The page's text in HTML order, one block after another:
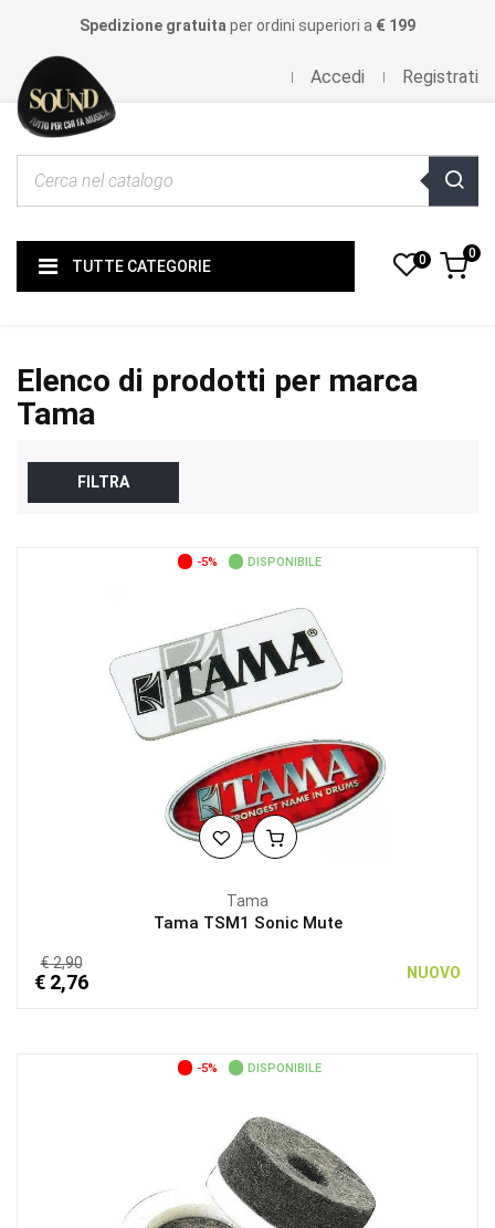
Spedizione gratuita per ordini superiori a € 199
Accedi Registrati
TUTTE CATEGORIE 0 0
Elenco di prodotti per marca
Tama
FILTRA
-5% DISPONIBILE
Tama
Tama TSM1 Sonic Mute
€ 2,90
€ 2,76 NUOVO
-5% DISPONIBILE